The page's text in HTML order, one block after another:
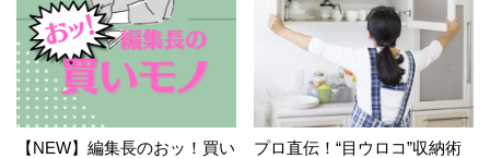
【NEW】編集長のおッ！買い
プロ直伝！“目ウロコ”収納術